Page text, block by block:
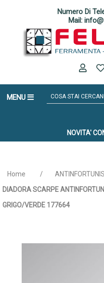
Numero Di
Mail:
MENU
NOVITA'
Home /
DIADORA SCARPE
GRIGO/VERDE 177664